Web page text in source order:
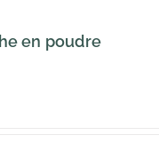
en poudre